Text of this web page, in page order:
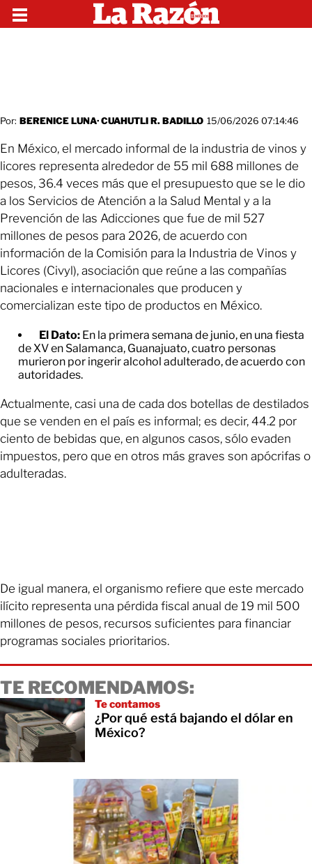
Por: BERENICE LUNA·CUAHUTLI R. BADILLO 15/06/2026 07:14:46
En México, el mercado informal de la industria de vinos y
licores representa alrededor de 55 mil 688 millones de
pesos, 36.4 veces más que el presupuesto que se le dio
a los Servicios de Atención a la Salud Mental y a la
Prevención de las Adicciones que fue de mil 527
millones de pesos para 2026, de acuerdo con
información de la Comisión para la Industria de Vinos y
Licores (Civyl), asociación que reúne a las compañías
nacionales e internacionales que producen y
comercializan este tipo de productos en México.
El Dato: En la primera semana de junio, en una fiesta
de XV en Salamanca, Guanajuato, cuatro personas
murieron por ingerir alcohol adulterado, de acuerdo con
autoridades.
Actualmente, casi una de cada dos botellas de destilados
que se venden en el país es informal; es decir, 44.2 por
ciento de bebidas que, en algunos casos, sólo evaden
impuestos, pero que en otros más graves son apócrifas o
adulteradas.
De igual manera, el organismo refiere que este mercado
ilícito representa una pérdida fiscal anual de 19 mil 500
millones de pesos, recursos suficientes para financiar
programas sociales prioritarios.
TE RECOMENDAMOS:
Te contamos
¿Por qué está bajando el dólar en
México?